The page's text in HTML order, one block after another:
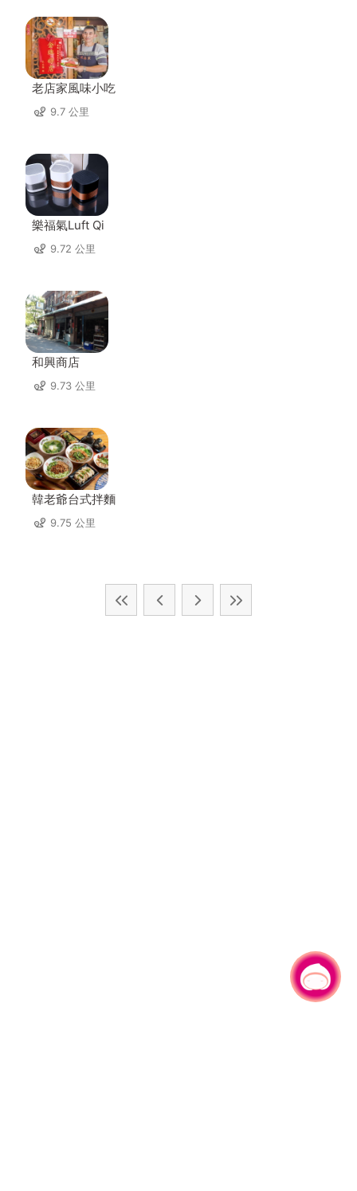
老店家風味小吃
9.7 公里
樂福氣Luft Qi
9.72 公里
和興商店
9.73 公里
韓老爺台式拌麵
9.75 公里